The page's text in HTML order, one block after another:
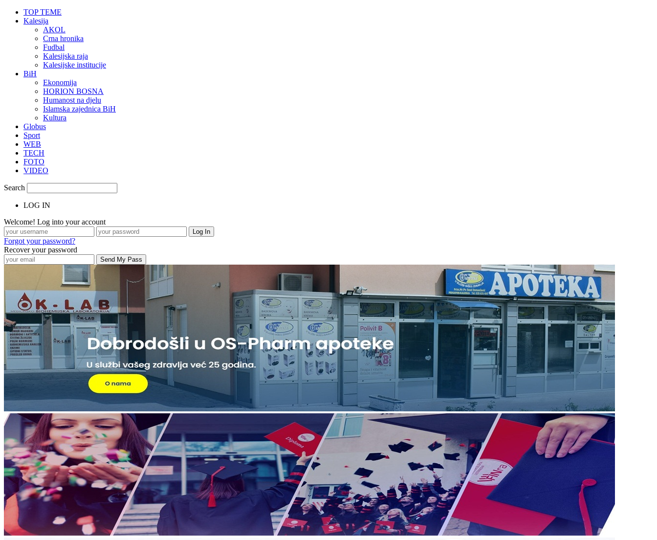
TOP TEME
Kalesija
AKOL
Crna hronika
Fudbal
Kalesijska raja
Kalesijske institucije
BiH
Ekonomija
HORION BOSNA
Humanost na djelu
Islamska zajednica BiH
Kultura
Globus
Sport
WEB
TECH
FOTO
VIDEO
Search
LOG IN
Welcome! Log into your account
Forgot your password?
Recover your password